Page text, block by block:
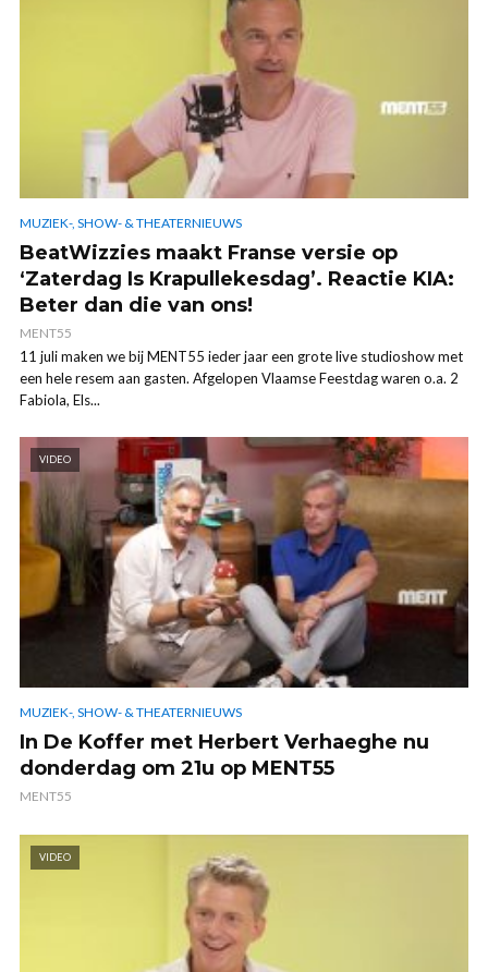
MUZIEK-, SHOW- & THEATERNIEUWS
BeatWizzies maakt Franse versie op
‘Zaterdag Is Krapullekesdag’. Reactie KIA:
Beter dan die van ons!
MENT55
11 juli maken we bij MENT55 ieder jaar een grote live studioshow met
een hele resem aan gasten. Afgelopen Vlaamse Feestdag waren o.a. 2
Fabiola, Els...
VIDEO
MUZIEK-, SHOW- & THEATERNIEUWS
In De Koffer met Herbert Verhaeghe nu
donderdag om 21u op MENT55
MENT55
VIDEO